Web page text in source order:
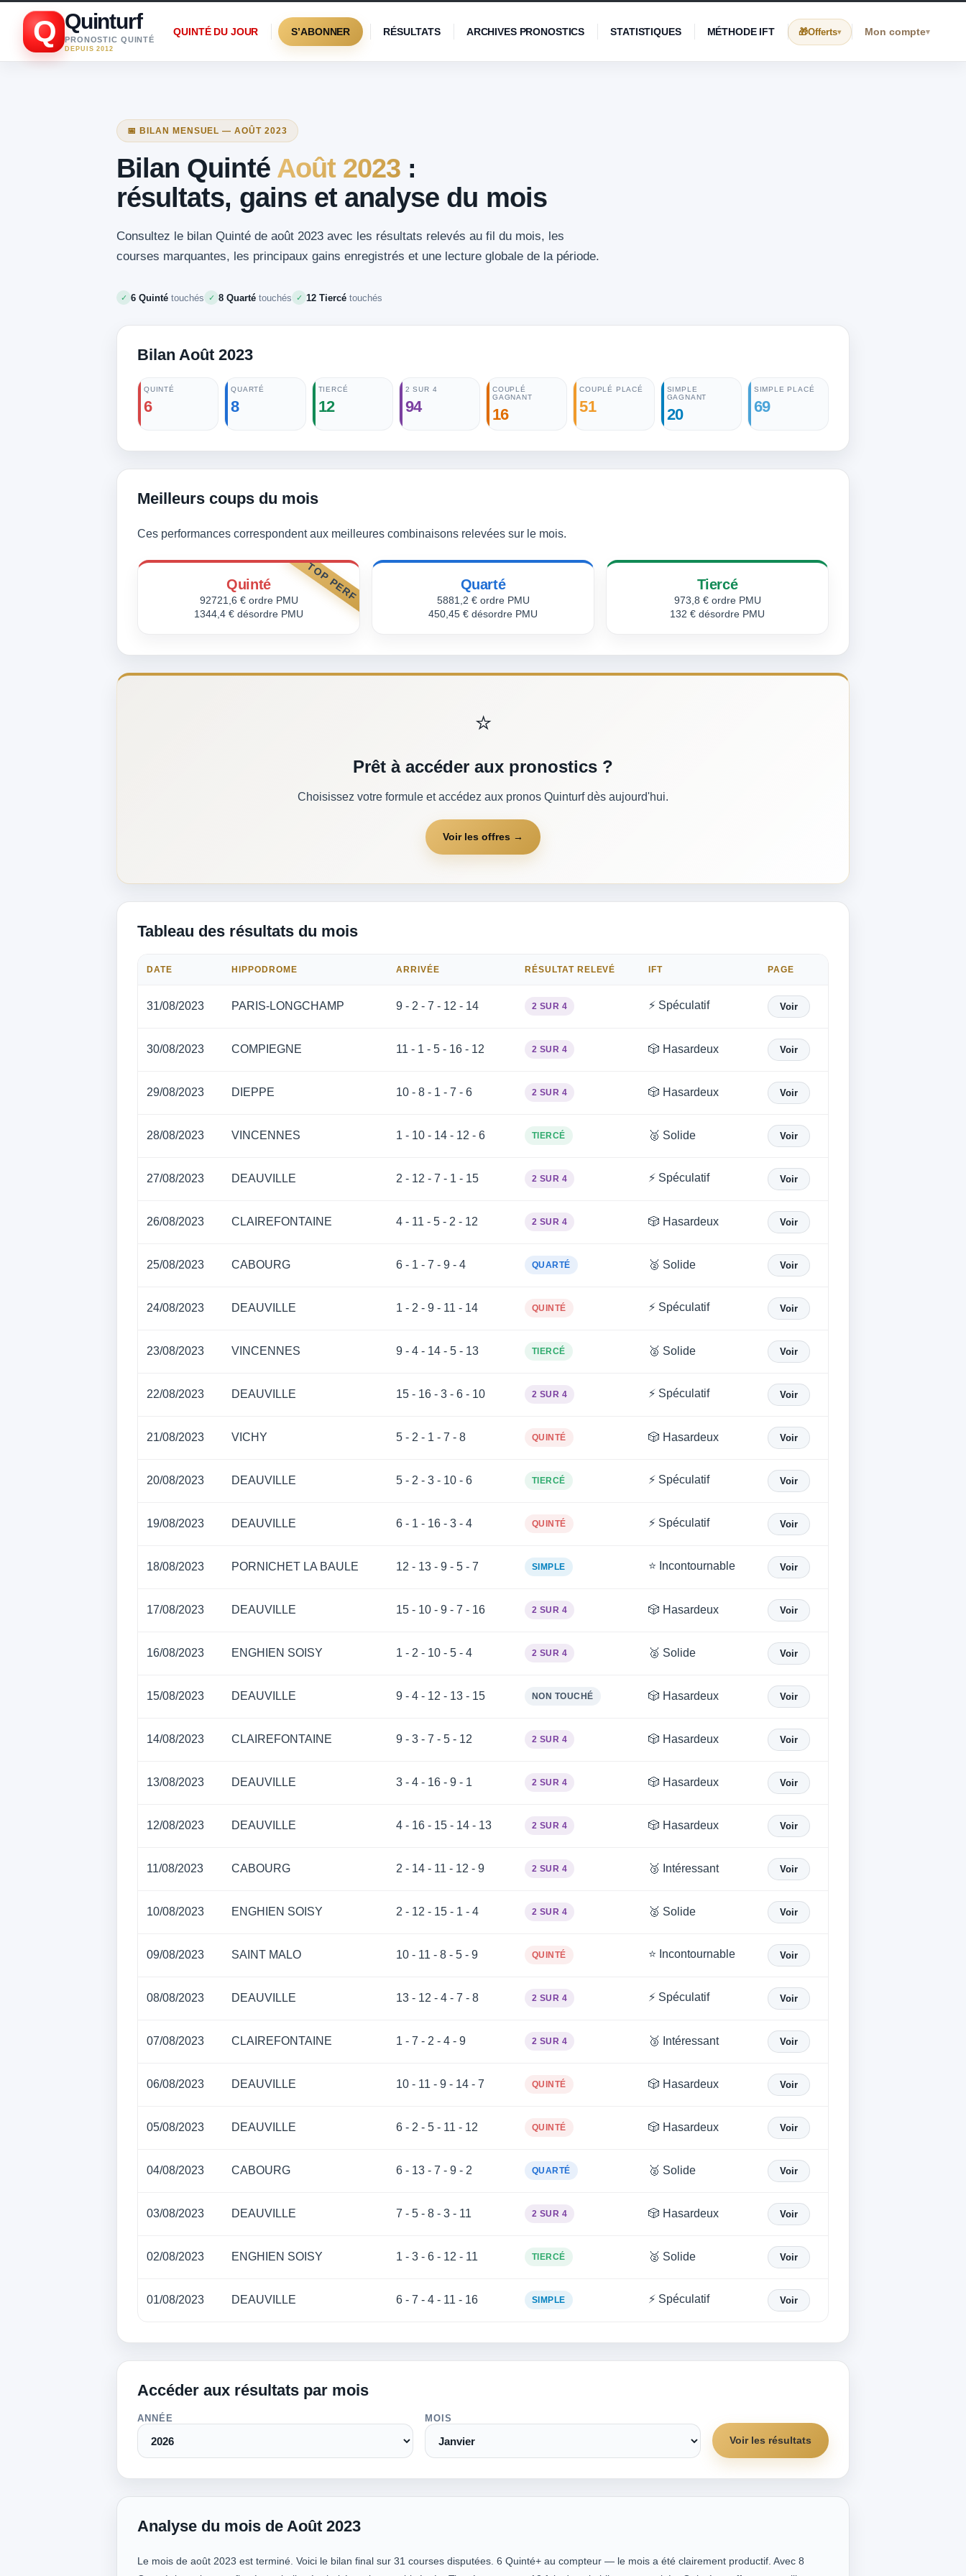
Q Quinturf
PRONOSTIC QUINTÉ
DEPUIS 2012
QUINTÉ DU JOUR S’ABONNER RÉSULTATS ARCHIVES PRONOSTICS STATISTIQUES MÉTHODE IFT Offerts▾ Mon compte▾
📅 BILAN MENSUEL — AOÛT 2023
Bilan Quinté Août 2023 :
résultats, gains et analyse du mois
Consultez le bilan Quinté de août 2023 avec les résultats relevés au fil du mois, les
courses marquantes, les principaux gains enregistrés et une lecture globale de la période.
✓ 6 Quinté touchés ✓ 8 Quarté touchés ✓ 12 Tiercé touchés
Bilan Août 2023
QUINTÉ
6
QUARTÉ
8
TIERCÉ
12
2 SUR 4
94
COUPLÉ
GAGNANT
16
COUPLÉ PLACÉ
51
SIMPLE
GAGNANT
20
SIMPLE PLACÉ
69
Meilleurs coups du mois
Ces performances correspondent aux meilleures combinaisons relevées sur le mois.
TOP PERF
Quinté
92721,6 € ordre PMU
1344,4 € désordre PMU
Quarté
5881,2 € ordre PMU
450,45 € désordre PMU
Tiercé
973,8 € ordre PMU
132 € désordre PMU
⭐
Prêt à accéder aux pronostics ?
Choisissez votre formule et accédez aux pronos Quinturf dès aujourd'hui.
Voir les offres →
Tableau des résultats du mois
DATE HIPPODROME ARRIVÉE RÉSULTAT RELEVÉ IFT PAGE
31/08/2023 PARIS-LONGCHAMP 9 - 2 - 7 - 12 - 14 2 SUR 4 ⚡ Spéculatif Voir
30/08/2023 COMPIEGNE 11 - 1 - 5 - 16 - 12 2 SUR 4 🎲 Hasardeux Voir
29/08/2023 DIEPPE 10 - 8 - 1 - 7 - 6 2 SUR 4 🎲 Hasardeux Voir
28/08/2023 VINCENNES 1 - 10 - 14 - 12 - 6 TIERCÉ 🥈 Solide Voir
27/08/2023 DEAUVILLE 2 - 12 - 7 - 1 - 15 2 SUR 4 ⚡ Spéculatif Voir
26/08/2023 CLAIREFONTAINE 4 - 11 - 5 - 2 - 12 2 SUR 4 🎲 Hasardeux Voir
25/08/2023 CABOURG 6 - 1 - 7 - 9 - 4 QUARTÉ 🥈 Solide Voir
24/08/2023 DEAUVILLE 1 - 2 - 9 - 11 - 14 QUINTÉ ⚡ Spéculatif Voir
23/08/2023 VINCENNES 9 - 4 - 14 - 5 - 13 TIERCÉ 🥈 Solide Voir
22/08/2023 DEAUVILLE 15 - 16 - 3 - 6 - 10 2 SUR 4 ⚡ Spéculatif Voir
21/08/2023 VICHY 5 - 2 - 1 - 7 - 8 QUINTÉ 🎲 Hasardeux Voir
20/08/2023 DEAUVILLE 5 - 2 - 3 - 10 - 6 TIERCÉ ⚡ Spéculatif Voir
19/08/2023 DEAUVILLE 6 - 1 - 16 - 3 - 4 QUINTÉ ⚡ Spéculatif Voir
18/08/2023 PORNICHET LA BAULE 12 - 13 - 9 - 5 - 7 SIMPLE ⭐ Incontournable Voir
17/08/2023 DEAUVILLE 15 - 10 - 9 - 7 - 16 2 SUR 4 🎲 Hasardeux Voir
16/08/2023 ENGHIEN SOISY 1 - 2 - 10 - 5 - 4 2 SUR 4 🥈 Solide Voir
15/08/2023 DEAUVILLE 9 - 4 - 12 - 13 - 15 NON TOUCHÉ 🎲 Hasardeux Voir
14/08/2023 CLAIREFONTAINE 9 - 3 - 7 - 5 - 12 2 SUR 4 🎲 Hasardeux Voir
13/08/2023 DEAUVILLE 3 - 4 - 16 - 9 - 1 2 SUR 4 🎲 Hasardeux Voir
12/08/2023 DEAUVILLE 4 - 16 - 15 - 14 - 13 2 SUR 4 🎲 Hasardeux Voir
11/08/2023 CABOURG 2 - 14 - 11 - 12 - 9 2 SUR 4 🥉 Intéressant Voir
10/08/2023 ENGHIEN SOISY 2 - 12 - 15 - 1 - 4 2 SUR 4 🥈 Solide Voir
09/08/2023 SAINT MALO 10 - 11 - 8 - 5 - 9 QUINTÉ ⭐ Incontournable Voir
08/08/2023 DEAUVILLE 13 - 12 - 4 - 7 - 8 2 SUR 4 ⚡ Spéculatif Voir
07/08/2023 CLAIREFONTAINE 1 - 7 - 2 - 4 - 9 2 SUR 4 🥉 Intéressant Voir
06/08/2023 DEAUVILLE 10 - 11 - 9 - 14 - 7 QUINTÉ 🎲 Hasardeux Voir
05/08/2023 DEAUVILLE 6 - 2 - 5 - 11 - 12 QUINTÉ 🎲 Hasardeux Voir
04/08/2023 CABOURG 6 - 13 - 7 - 9 - 2 QUARTÉ 🥈 Solide Voir
03/08/2023 DEAUVILLE 7 - 5 - 8 - 3 - 11 2 SUR 4 🎲 Hasardeux Voir
02/08/2023 ENGHIEN SOISY 1 - 3 - 6 - 12 - 11 TIERCÉ 🥈 Solide Voir
01/08/2023 DEAUVILLE 6 - 7 - 4 - 11 - 16 SIMPLE ⚡ Spéculatif Voir
Accéder aux résultats par mois
ANNÉE MOIS
Voir les résultats
Analyse du mois de Août 2023
Le mois de août 2023 est terminé. Voici le bilan final sur 31 courses disputées. 6 Quinté+ au compteur — le mois a été clairement productif. Avec 8